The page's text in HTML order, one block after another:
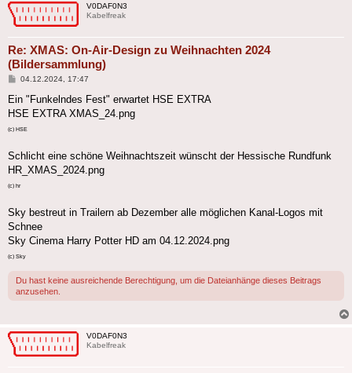
V0DAF0N3
Kabelfreak
Re: XMAS: On-Air-Design zu Weihnachten 2024
(Bildersammlung)
Beitrag
04.12.2024, 17:47
Ein "Funkelndes Fest" erwartet HSE EXTRA
HSE EXTRA XMAS_24.png
(c) HSE
Schlicht eine schöne Weihnachtszeit wünscht der Hessische Rundfunk
HR_XMAS_2024.png
(c) hr
Sky bestreut in Trailern ab Dezember alle möglichen Kanal-Logos mit
Schnee
Sky Cinema Harry Potter HD am 04.12.2024.png
(c) Sky
Du hast keine ausreichende Berechtigung, um die Dateianhänge dieses Beitrags
anzusehen.
V0DAF0N3
Kabelfreak